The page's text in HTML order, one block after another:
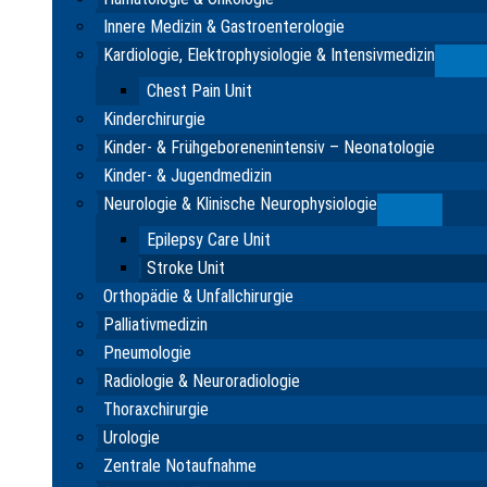
Innere Medizin & Gastroenterologie
Kardiologie, Elektrophysiologie & Intensivmedizin
Chest Pain Unit
Kinderchirurgie
Kinder- & Frühgeborenenintensiv – Neonatologie
Kinder- & Jugendmedizin
Neurologie & Klinische Neurophysiologie
Epilepsy Care Unit
Stroke Unit
Orthopädie & Unfallchirurgie
Palliativmedizin
Pneumologie
Radiologie & Neuroradiologie
Thoraxchirurgie
Urologie
Zentrale Notaufnahme